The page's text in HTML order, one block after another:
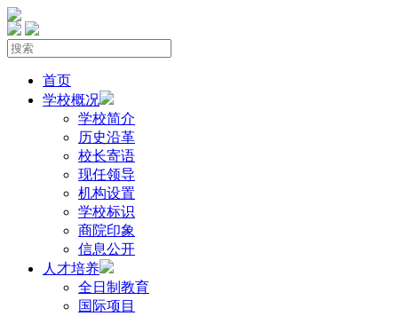
首页
学校概况
学校简介
历史沿革
校长寄语
现任领导
机构设置
学校标识
商院印象
信息公开
人才培养
全日制教育
国际项目